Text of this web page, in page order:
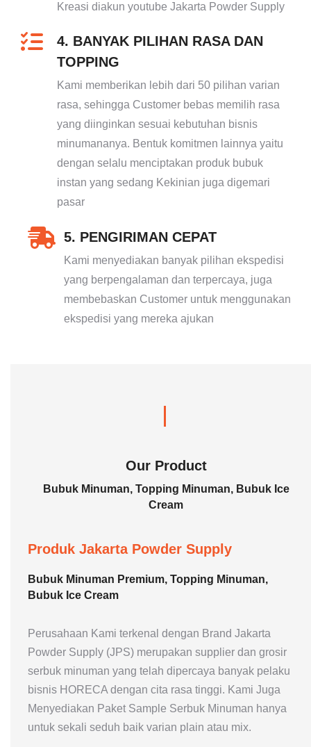
Kreasi diakun youtube Jakarta Powder Supply
4. BANYAK PILIHAN RASA DAN
TOPPING
Kami memberikan lebih dari 50 pilihan varian
rasa, sehingga Customer bebas memilih rasa
yang diinginkan sesuai kebutuhan bisnis
minumananya. Bentuk komitmen lainnya yaitu
dengan selalu menciptakan produk bubuk
instan yang sedang Kekinian juga digemari
pasar
5. PENGIRIMAN CEPAT
Kami menyediakan banyak pilihan ekspedisi
yang berpengalaman dan terpercaya, juga
membebaskan Customer untuk menggunakan
ekspedisi yang mereka ajukan
Our Product
Bubuk Minuman, Topping Minuman, Bubuk Ice
Cream
Produk Jakarta Powder Supply
Bubuk Minuman Premium, Topping Minuman,
Bubuk Ice Cream
Perusahaan Kami terkenal dengan Brand Jakarta
Powder Supply (JPS) merupakan supplier dan grosir
serbuk minuman yang telah dipercaya banyak pelaku
bisnis HORECA dengan cita rasa tinggi. Kami Juga
Menyediakan Paket Sample Serbuk Minuman hanya
untuk sekali seduh baik varian plain atau mix.